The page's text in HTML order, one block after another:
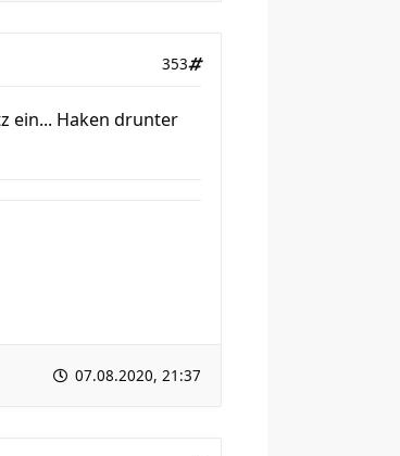
353
ein... Haken drunter
07.08.2020, 21:37